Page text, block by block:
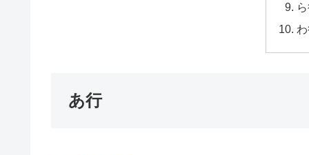
あ行